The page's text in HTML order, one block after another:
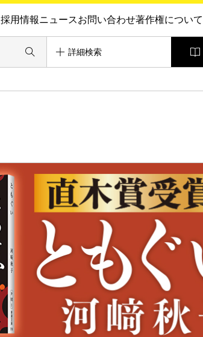
採用情報ニュースお問い合わせ著作権について
詳細検索